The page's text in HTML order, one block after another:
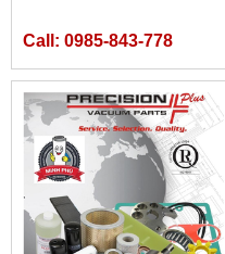
Call: 0985-843-778